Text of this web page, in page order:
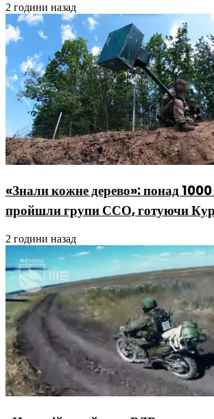
2 години назад
«Знали кожне дерево»: понад 1000
пройшли групи ССО, готуючи
2 години назад